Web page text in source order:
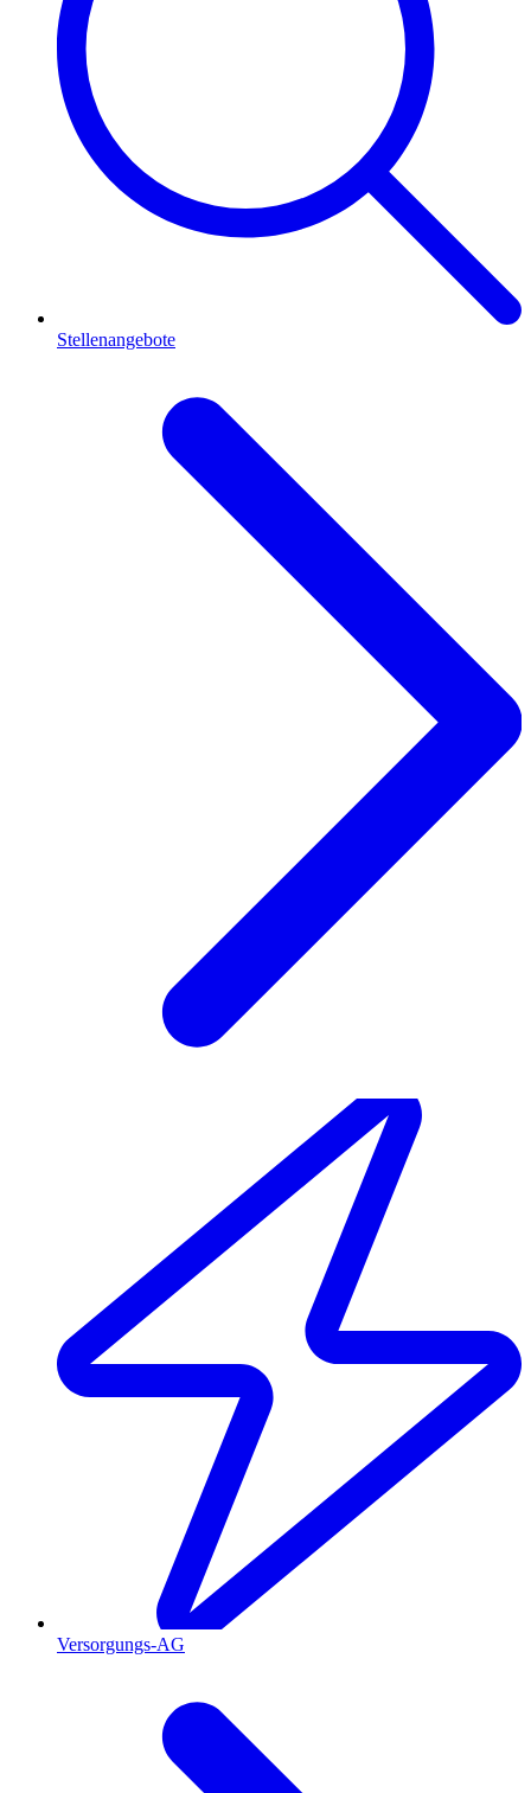
Stellenangebote
Versorgungs-AG